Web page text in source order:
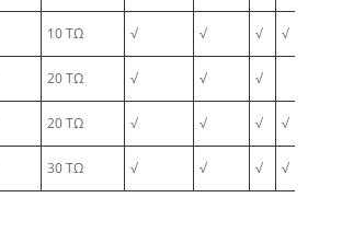
10 TΩ √ √ √
√
20 TΩ √ √
√
20 TΩ √ √ √
√
30 TΩ √ √ √ √